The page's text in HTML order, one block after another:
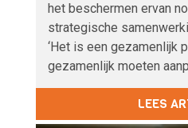
het beschermen ervan
strategische
‘Het is een gezamenlijk
gezamenlijk moeten
LEES